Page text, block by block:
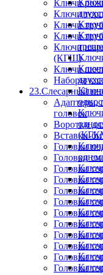
Ключи
Ключи
Ключи
Ключи
Ключи
(КГШ)
Ключи
Наборы
23.Слесарный
Адаптеры,
головок
Воротки
Вставки-
Головки
Головки
Головки
Головки
Головки
Головки
Головки
Головки
Головки
Головки
Головки
Головки